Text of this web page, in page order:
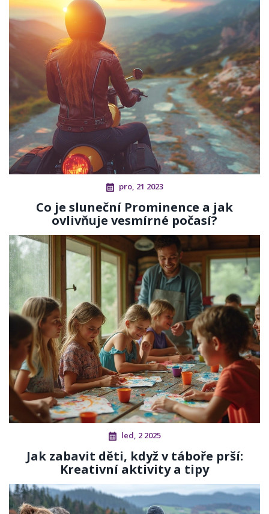
pro, 21 2023
Co je sluneční Prominence a jak
ovlivňuje vesmírné počasí?
led, 2 2025
Jak zabavit děti, když v táboře prší:
Kreativní aktivity a tipy